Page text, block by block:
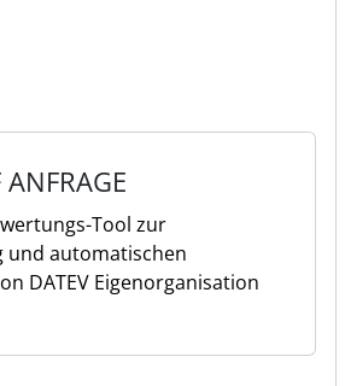
ANFRAGE
Tool zur
und automatischen
DATEV Eigenorganisation